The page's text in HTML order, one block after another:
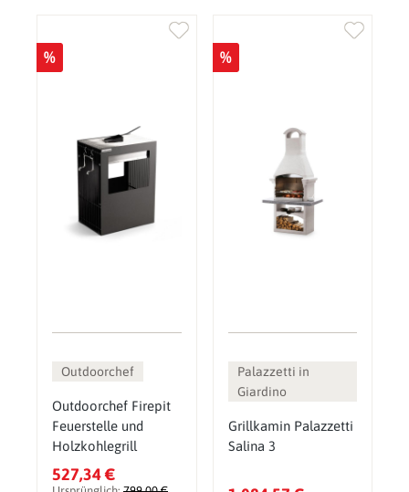
%
Outdoorchef
Outdoorchef Firepit
Feuerstelle und
Holzkohlegrill
527,34 €
%
Palazzetti in
Giardino
Grillkamin Palazzetti
Salina 3